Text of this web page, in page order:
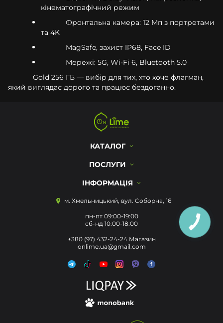
кінематографічний режим
Фронтальна камера: 12 Мп з портретами
та 4K
MagSafe, захист IP68, Face ID
Мережі: 5G, Wi-Fi 6, Bluetooth 5.0
Gold 256 ГБ — вибір для тих, хто хоче флагман,
який виглядає дорого та працює бездоганно.
КАТАЛОГ
ПОСЛУГИ
ІНФОРМАЦІЯ
м. Хмельницький, вул. Соборна, 16
пн-пт 09:00-19:00
сб-нд 10:00-18:00
+380 (97) 432-24-24 Магазин
onlime.ua@gmail.com
Цей сайт використовує cookie для
КНОПКА
ЗВ'ЯЗКУ